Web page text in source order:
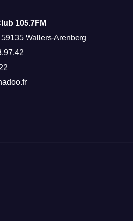
105.7FM
Wallers-Arenberg